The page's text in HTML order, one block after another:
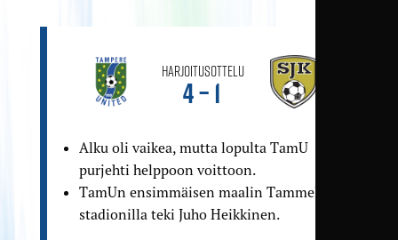
Harjoitusottelu
4 – 1
Alku oli vaikea, mutta lopulta TamU
purjehti helppoon voittoon.
TamUn ensimmäisen maalin Tammelan
stadionilla teki Juho Heikkinen.